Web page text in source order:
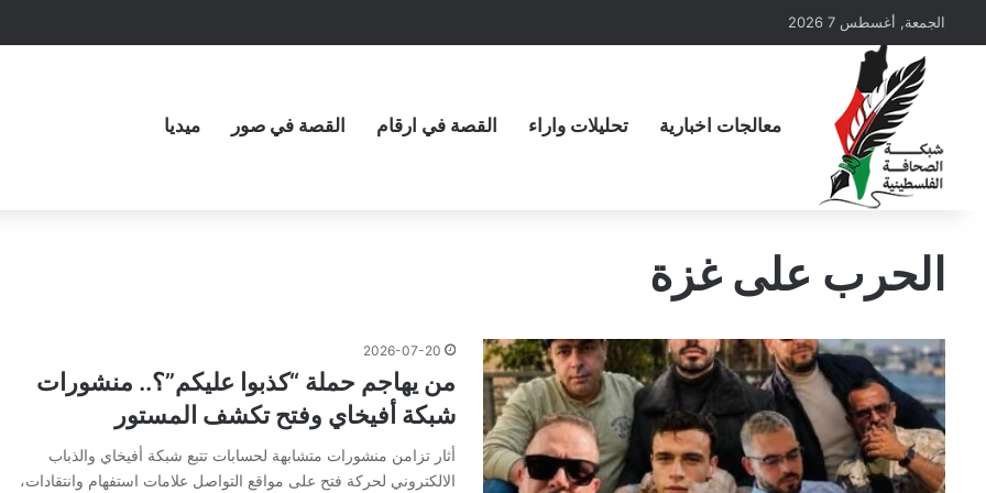
الجمعة, أغسطس 7 2026
معالجات اخبارية تحليلات واراء القصة في ارقام القصة في صور ميديا
الحرب على غزة
2026-07-20
من يهاجم حملة “كذبوا عليكم”؟.. منشورات
شبكة أفيخاي وفتح تكشف المستور
أثار تزامن منشورات متشابهة لحسابات تتبع شبكة أفيخاي والذباب
الالكتروني لحركة فتح على مواقع التواصل علامات استفهام وانتقادات،